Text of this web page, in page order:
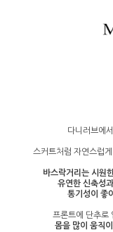
다니러브에
스커트처럼 자연스럽
바스락거리는 시원
유연한 신축성
통기성이 좋
프론트에 단추로
몸을 많이 움직